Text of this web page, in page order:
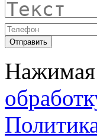
Нажимая